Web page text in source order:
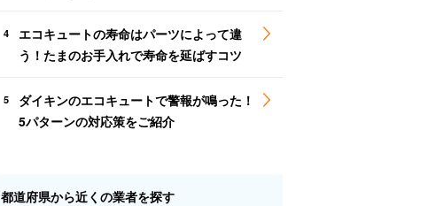
4
エコキュートの寿命はパーツによって違
う！たまのお手入れで寿命を延ばすコツ
5
ダイキンのエコキュートで警報が鳴った！
5パターンの対応策をご紹介
都道府県から近くの業者を探す